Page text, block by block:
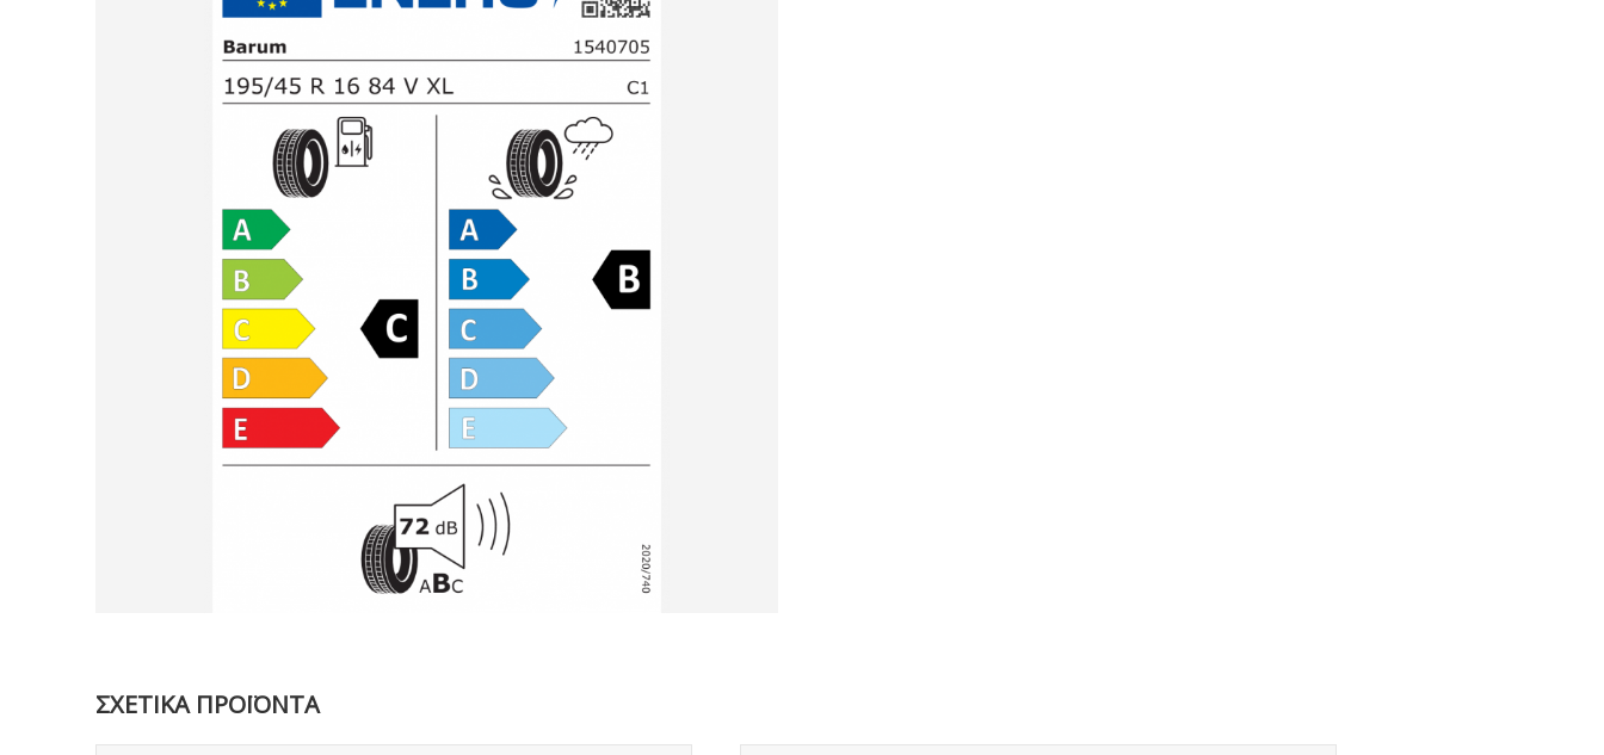
ΣΧΕΤΙΚΑ ΠΡΟΪΟΝΤΑ